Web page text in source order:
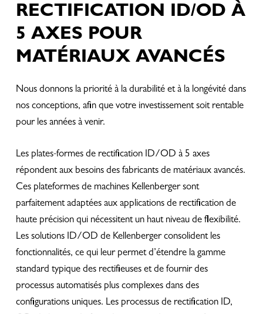
RECTIFICATION ID/OD À
5 AXES POUR
MATÉRIAUX AVANCÉS
Nous donnons la priorité à la durabilité et à la longévité dans
nos conceptions, afin que votre investissement soit rentable
pour les années à venir.
Les plates-formes de rectification ID/OD à 5 axes
répondent aux besoins des fabricants de matériaux avancés.
Ces plateformes de machines Kellenberger sont
parfaitement adaptées aux applications de rectification de
haute précision qui nécessitent un haut niveau de flexibilité.
Les solutions ID/OD de Kellenberger consolident les
fonctionnalités, ce qui leur permet d’étendre la gamme
standard typique des rectifieuses et de fournir des
processus automatisés plus complexes dans des
configurations uniques. Les processus de rectification ID,